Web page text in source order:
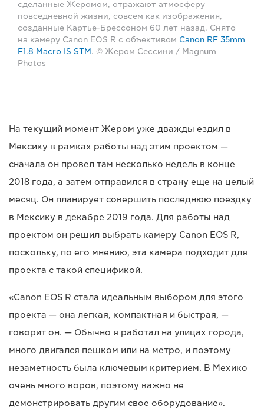
сделанные Жеромом, отражают атмосферу
повседневной жизни, совсем как изображения,
созданные Картье-Брессоном 60 лет назад. Снято
на камеру Canon EOS R с объективом Canon RF 35mm
F1.8 Macro IS STM . © Жером Сессини / Magnum
Photos
На текущий момент Жером уже дважды ездил в
Мексику в рамках работы над этим проектом —
сначала он провел там несколько недель в конце
2018 года, а затем отправился в страну еще на целый
месяц. Он планирует совершить последнюю поездку
в Мексику в декабре 2019 года. Для работы над
проектом он решил выбрать камеру Canon EOS R,
поскольку, по его мнению, эта камера подходит для
проекта с такой спецификой.
«Canon EOS R стала идеальным выбором для этого
проекта — она легкая, компактная и быстрая, —
говорит он. — Обычно я работал на улицах города,
много двигался пешком или на метро, и поэтому
незаметность была ключевым критерием. В Мехико
очень много воров, поэтому важно не
демонстрировать другим свое оборудование».